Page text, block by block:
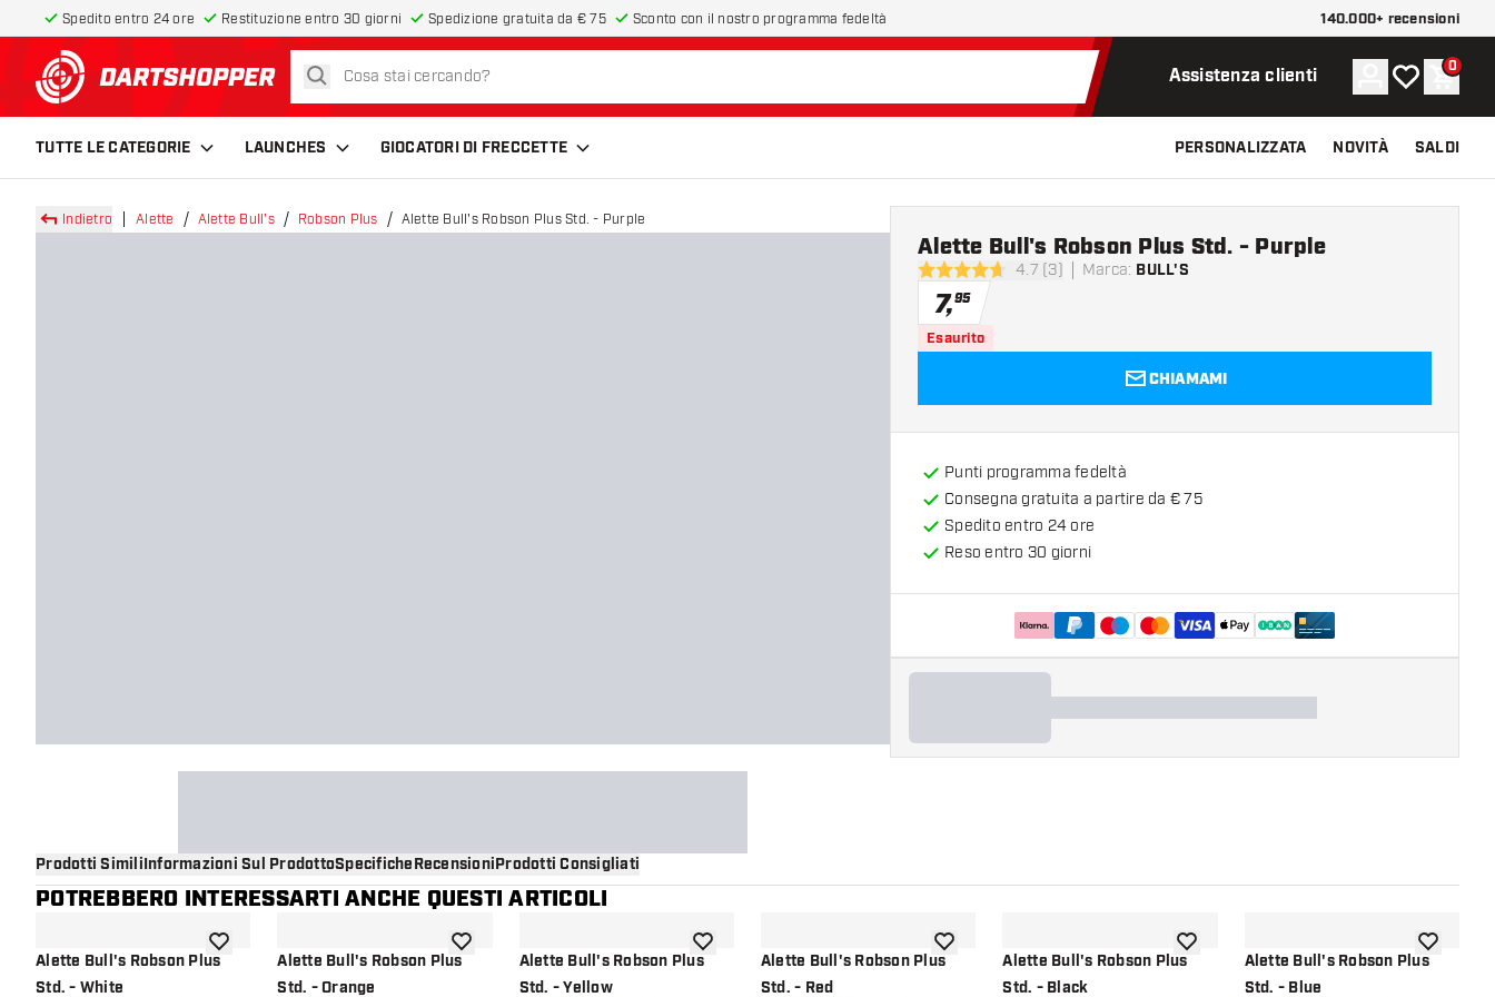
Spedito entro 24 ore Restituzione entro 30 giorni Spedizione gratuita da € 75 Sconto con il nostro programma fedeltà 140.000+ recensioni
torna alla home page
cerca Assistenza clienti Account
La mia lista
0
TUTTE LE CATEGORIE LAUNCHES GIOCATORI DI FRECCETTE PERSONALIZZATA NOVITÀ SALDI
Indietro Alette Alette Bull's Robson Plus Alette Bull's Robson Plus Std. - Purple
4.7 stelle di valutazione
4.7 (3) Marca: BULL'S
Alette Bull's Robson Plus Std. - Purple
7,95
Esaurito
CHIAMAMI
Punti programma fedeltà
Consegna gratuita a partire da € 75
Spedito entro 24 ore
Reso entro 30 giorni
Prodotti SimiliInformazioni Sul ProdottoSpecificheRecensioniProdotti Consigliati
POTREBBERO INTERESSARTI ANCHE QUESTI ARTICOLI
Alette Bull's Robson Plus
Std. - White
aggiungi alla lista dei desideri
Alette Bull's Robson Plus
Std. - Orange
aggiungi alla lista dei desideri
Alette Bull's Robson Plus
Std. - Yellow
aggiungi alla lista dei desideri
Alette Bull's Robson Plus
Std. - Red
aggiungi alla lista dei desideri
Alette Bull's Robson Plus
Std. - Black
aggiungi alla lista dei desideri
Alette Bull's Robson Plus
Std. - Blue
aggiungi